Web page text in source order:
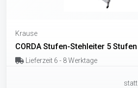
Krause
CORDA Stufen-Stehleiter 5 Stufen
Lieferzeit 6 - 8 Werktage
statt